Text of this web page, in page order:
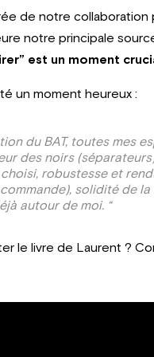
de notre collaboration
notre principale
est un moment
un moment heureux :
du BAT, toutes mes
des noirs
robustesse et
solidité de
autour de moi. “
le livre de Laurent ?